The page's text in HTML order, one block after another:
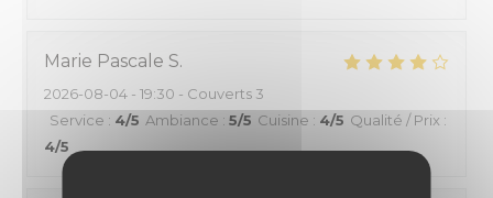
Marie Pascale S
2026-08-04 - 19:30 - Couverts 3
Service : 4/5 Ambiance : 5/5 Cuisine : 4/5 Qualité / Prix :
4/5